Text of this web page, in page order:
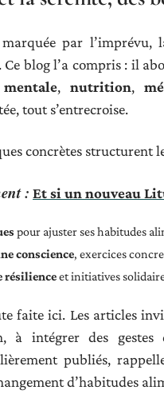
par
blog l’a compris : il
, nutrition,
tout s’entrecroise.
concrètes structurent
: Et si un nouveau
pour ajuster ses habitudes
conscience, exercices
résilienceet initiatives
faite ici. Les articles
à intégrer des gestes
publiés,
d’habitudes